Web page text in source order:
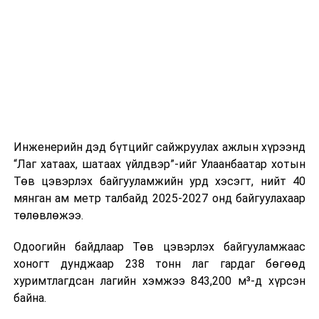
өдөр тутмын ажлын бэлэн байдлыг хангах зэрэг
практик ур чадварыг сургалтын хөтөлбөрт тусгажээ.
Сургалтыг танилцуулах лекц, асуулт-хариулт,
жишээнд суурилсан сургалт, багаар ажиллах дасгал,
танилцах, онцгой нөхцөлд ажиллах дадлага зэрэг
онол, практик хосолсон хэлбэрээр зохион байгуулж
байна.
Инженерийн дэд бүтцийг сайжруулах ажлын хүрээнд
“Лаг хатаах, шатаах үйлдвэр”-ийг Улаанбаатар хотын
Төв цэвэрлэх байгууламжийн урд хэсэгт, нийт 40
мянган ам метр талбайд 2025-2027 онд байгуулахаар
төлөвлөжээ.
Одоогийн байдлаар Төв цэвэрлэх байгууламжаас
хоногт дунджаар 238 тонн лаг гардаг бөгөөд
хуримтлагдсан лагийн хэмжээ 843,200 м³-д хүрсэн
байна.